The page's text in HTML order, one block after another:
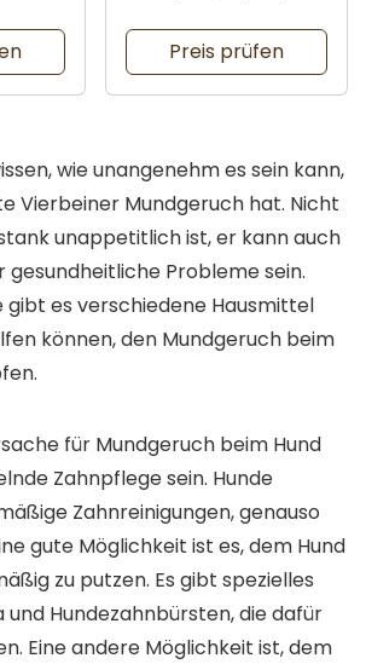
Preis prüfen
wie unangenehm es sein kann,
Vierbeiner Mundgeruch hat. Nicht
unappetitlich ist, er kann auch
gesundheitliche Probleme sein.
gibt es verschiedene Hausmittel
können, den Mundgeruch beim
für Mundgeruch beim Hund
Zahnpflege sein. Hunde
Zahnreinigungen, genauso
gute Möglichkeit ist es, dem Hund
zu putzen. Es gibt spezielles
und Hundezahnbürsten, die dafür
Eine andere Möglichkeit ist, dem